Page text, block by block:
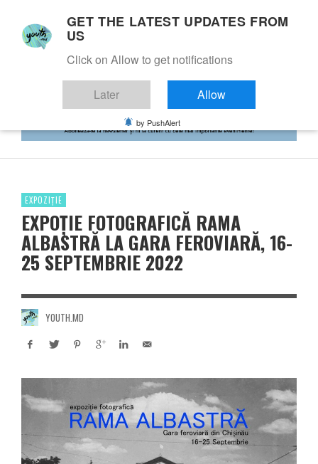
EXPOZIȚIE
EXPOȚIE FOTOGRAFICĂ RAMA
ALBASTRĂ LA GARA FEROVIARĂ, 16-
25 SEPTEMBRIE 2022
YOUTH.MD
GET THE LATEST UPDATES FROM
US
Click on Allow to get notifications
Later Allow
by PushAlert